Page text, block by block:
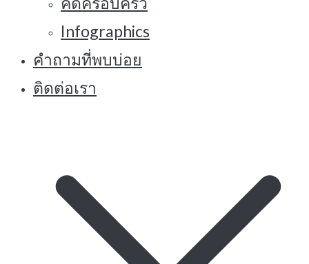
Infographics
คำถามที่พบบ่อย
ติดต่อเรา